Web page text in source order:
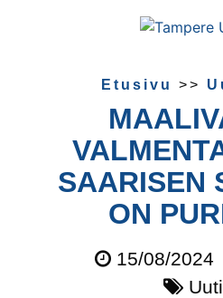
Etusivu >>
SAARISEN
ON
15/08/2024